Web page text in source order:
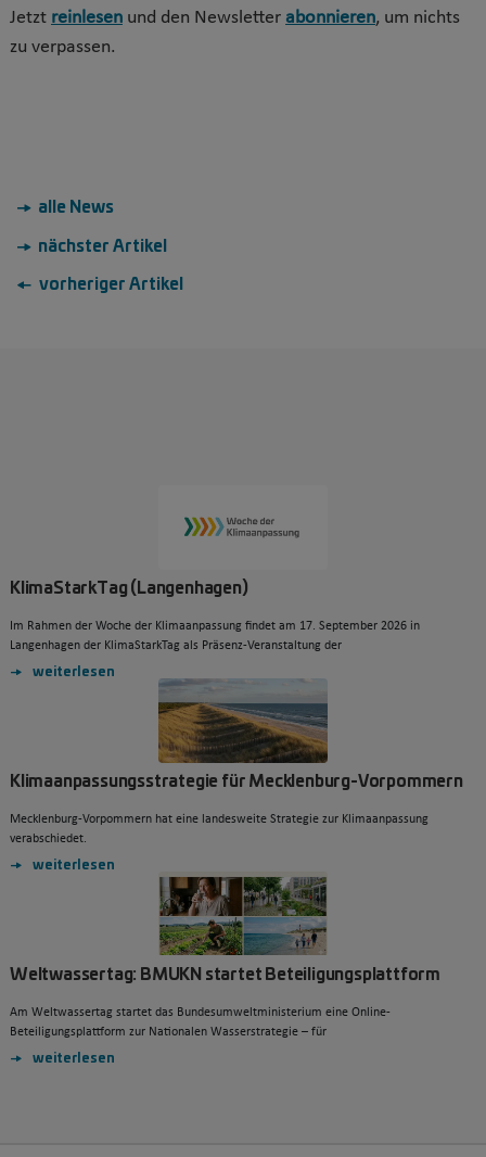
Jetzt reinlesen und den Newsletter abonnieren, um nichts
zu verpassen.
→ alle News
→ nächster Artikel
← vorheriger Artikel
KlimaStarkTag (Langenhagen)
Im Rahmen der Woche der Klimaanpassung findet am 17. September 2026 in
Langenhagen der KlimaStarkTag als Präsenz-Veranstaltung der
weiterlesen
Klimaanpassungsstrategie für Mecklenburg-Vorpommern
Mecklenburg‑Vorpommern hat eine landesweite Strategie zur Klimaanpassung
verabschiedet.
weiterlesen
Weltwassertag: BMUKN startet Beteiligungsplattform
Am Weltwassertag startet das Bundesumweltministerium eine Online-
Beteiligungsplattform zur Nationalen Wasserstrategie – für
weiterlesen